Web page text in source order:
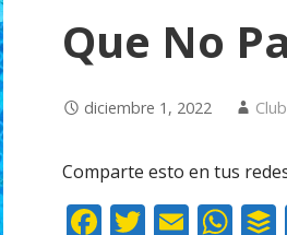
Que No
diciembre 1, 2022
Comparte esto en tus
F T E W